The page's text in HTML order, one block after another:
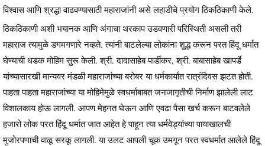
विश्वास आणि श्रद्धा वाढवण्यासाठी महाराजांनी असे लहाडीचे प्रयोग ठिकठिकाणी केले.
ठिकठिकाणी अशी भयानक आणि अंगाचा थरकाप उडवणारी परिस्थिती असली तरी
महाराज त्यामुळे डगमगणारे नव्हते. त्यांनी बाटलेल्या लोकांना शुद्ध करून परत हिंदू धर्मात
घेण्याची धडक मोहिम सुरू केली. श्री. दादासाहेब पार्डीकर, श्री. बाबासाहेब खापर्डे
यांच्यासारखी मान्यवर मंडळी महाराजांच्या बरोबर या धर्मकार्यात रात्रंदिवस झटत होती.
पाहता पाहता महाराजांच्या या मोहिमेमुळे स्वधर्माबाबत जनजागृतीची निर्माण झालेली लाट
विशालकाय होऊ लागली. आपण मेहनत घेऊन आणि एवढा पैसा खर्च करून बाटवलेले
हजारो लोक परत हिंदू धर्मात जात आहेत हे पाहून त्या धर्मवेड्यांच्या पायाखालची
मुजोरपणाची वाळू सरकू लागली. या उलट आपली चूक उमगून परत स्वधर्मात आलेले हिंदू